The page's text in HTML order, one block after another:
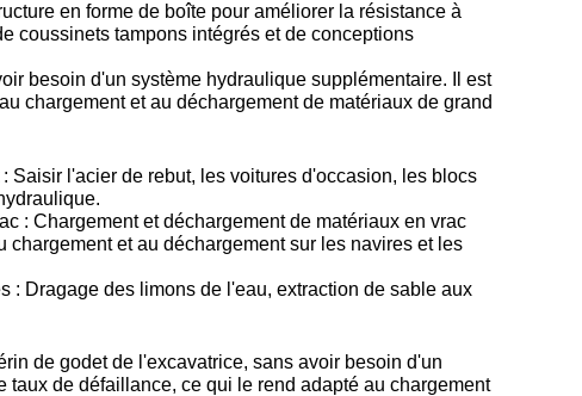
en forme de boîte pour améliorer la résistance à
coussinets tampons intégrés et de conceptions
besoin d'un système hydraulique supplémentaire. Il est
chargement et au déchargement de matériaux de grand
Saisir l'acier de rebut, les voitures d'occasion, les blocs
: Chargement et déchargement de matériaux en vrac
et au déchargement sur les navires et les
: Dragage des limons de l'eau, extraction de sable aux
de godet de l'excavatrice, sans avoir besoin d'un
de défaillance, ce qui le rend adapté au chargement